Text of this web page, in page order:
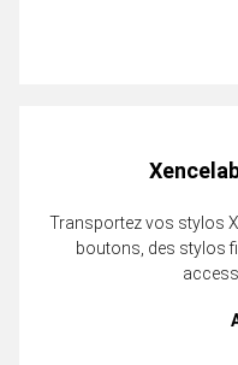
Transportez vos stylos
boutons, des stylos